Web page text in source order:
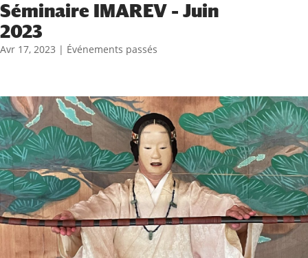
Séminaire IMAREV – Juin
2023
Avr 17, 2023 | Événements passés